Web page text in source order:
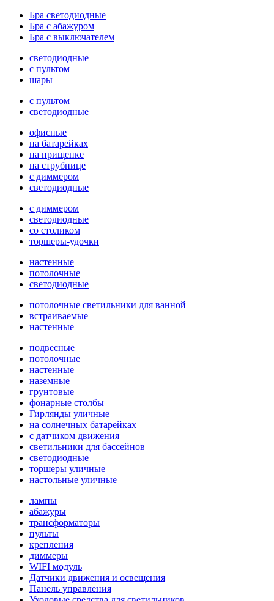
Бра светодиодные
Бра с абажуром
Бра с выключателем
светодиодные
с пультом
шары
с пультом
светодиодные
офисные
на батарейках
на прищепке
на струбнице
с диммером
светодиодные
с диммером
светодиодные
со столиком
торшеры-удочки
настенные
потолочные
светодиодные
потолочные светильники для ванной
встраиваемые
настенные
подвесные
потолочные
настенные
наземные
грунтовые
фонарные столбы
Гирлянды уличные
на солнечных батарейках
с датчиком движения
светильники для бассейнов
светодиодные
торшеры уличные
настольные уличные
лампы
абажуры
трансформаторы
пульты
крепления
диммеры
WIFI модуль
Датчики движения и освещения
Панель управления